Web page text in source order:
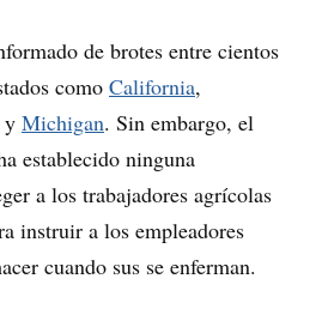
de brotes entre cientos
como California,
y Michigan. Sin embargo, el
establecido ninguna
a los trabajadores agrícolas
instruir a los empleadores
cuando sus se enferman.